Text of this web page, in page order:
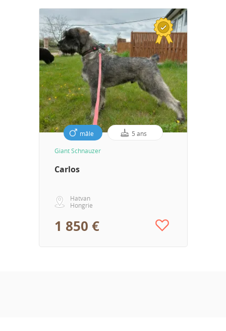
mâle 5 ans
Giant Schnauzer
Carlos
Hatvan
Hongrie
1 850 €